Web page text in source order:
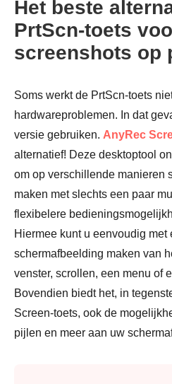
Het beste
PrtScn-toets
screenshots op
Soms werkt de PrtScn-toets
hardwareproblemen. In dat
versie gebruiken. AnyRec
alternatief! Deze desktoptool
om op verschillende manieren
maken met slechts een paar
flexibelere
Hiermee kunt u eenvoudig met
schermafbeelding maken van
venster, scrollen, een menu of
Bovendien biedt het, in
Screen-toets, ook de
pijlen en meer aan uw